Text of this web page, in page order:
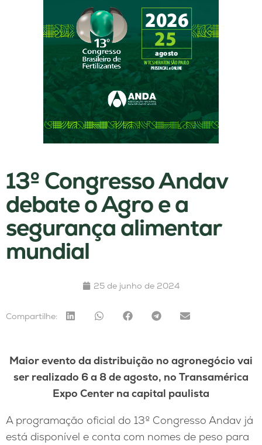
13º Congresso Andav
debate o Agro e a
segurança alimentar
mundial
25 de junho de 2024
Compartilhe:
Maior evento da distribuição no agronegócio vai
ser realizado 6 a 8 de agosto, no Transamérica
Expo Center na capital paulista
A programação oficial do 13º Congresso Andav já
está disponível e conta com nomes de peso para